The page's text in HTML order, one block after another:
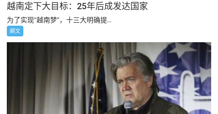
越南定下大目标：25年后成发达国家
为了实现“越南梦”，十三大明确提...
網文